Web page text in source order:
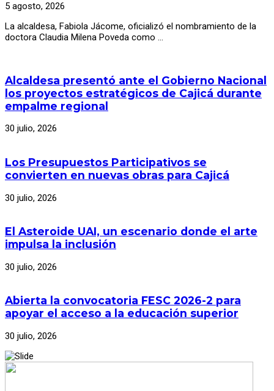
5 agosto, 2026
La alcaldesa, Fabiola Jácome, oficializó el nombramiento de la
doctora Claudia Milena Poveda como …
Alcaldesa presentó ante el Gobierno Nacional
los proyectos estratégicos de Cajicá durante
empalme regional
30 julio, 2026
Los Presupuestos Participativos se
convierten en nuevas obras para Cajicá
30 julio, 2026
El Asteroide UAI, un escenario donde el arte
impulsa la inclusión
30 julio, 2026
Abierta la convocatoria FESC 2026-2 para
apoyar el acceso a la educación superior
30 julio, 2026